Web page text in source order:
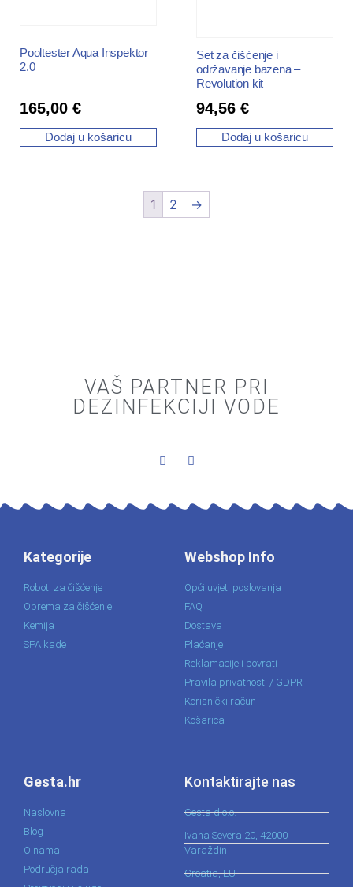
Pooltester Aqua Inspektor
2.0
165,00 €
Dodaj u košaricu
Set za čišćenje i
održavanje bazena –
Revolution kit
94,56 €
Dodaj u košaricu
1 2 →
VAŠ PARTNER PRI
DEZINFEKCIJI VODE
Kategorije
Roboti za čišćenje
Oprema za čišćenje
Kemija
SPA kade
Webshop Info
Opći uvjeti poslovanja
FAQ
Dostava
Plaćanje
Reklamacije i povrati
Pravila privatnosti / GDPR
Korisnički račun
Košarica
Gesta.hr
Naslovna
Blog
O nama
Područja rada
Kontaktirajte nas
Gesta d.o.o.
Ivana Severa 20, 42000
Varaždin
Croatia, EU